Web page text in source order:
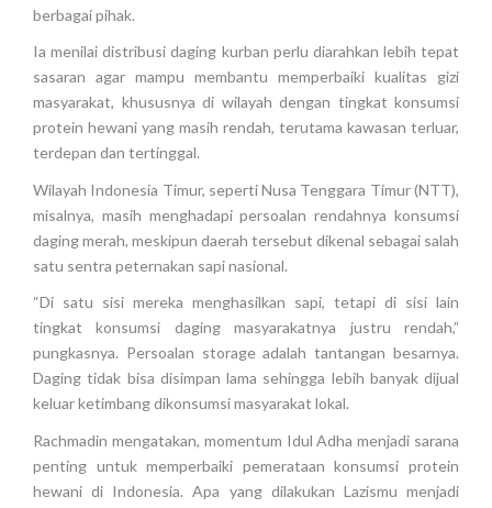
berbagai pihak.
Ia menilai distribusi daging kurban perlu diarahkan lebih tepat
sasaran agar mampu membantu memperbaiki kualitas gizi
masyarakat, khususnya di wilayah dengan tingkat konsumsi
protein hewani yang masih rendah, terutama kawasan terluar,
terdepan dan tertinggal.
Wilayah Indonesia Timur, seperti Nusa Tenggara Timur (NTT),
misalnya, masih menghadapi persoalan rendahnya konsumsi
daging merah, meskipun daerah tersebut dikenal sebagai salah
satu sentra peternakan sapi nasional.
“Di satu sisi mereka menghasilkan sapi, tetapi di sisi lain
tingkat konsumsi daging masyarakatnya justru rendah,”
pungkasnya. Persoalan storage adalah tantangan besarnya.
Daging tidak bisa disimpan lama sehingga lebih banyak dijual
keluar ketimbang dikonsumsi masyarakat lokal.
Rachmadin mengatakan, momentum Idul Adha menjadi sarana
penting untuk memperbaiki pemerataan konsumsi protein
hewani di Indonesia. Apa yang dilakukan Lazismu menjadi